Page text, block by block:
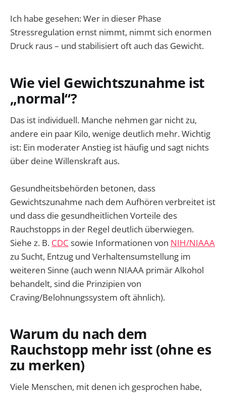
Ich habe gesehen: Wer in dieser Phase
Stressregulation ernst nimmt, nimmt sich enormen
Druck raus – und stabilisiert oft auch das Gewicht.
Wie viel Gewichtszunahme ist
„normal“?
Das ist individuell. Manche nehmen gar nicht zu,
andere ein paar Kilo, wenige deutlich mehr. Wichtig
ist: Ein moderater Anstieg ist häufig und sagt nichts
über deine Willenskraft aus.
Gesundheitsbehörden betonen, dass
Gewichtszunahme nach dem Aufhören verbreitet ist
und dass die gesundheitlichen Vorteile des
Rauchstopps in der Regel deutlich überwiegen.
Siehe z. B. CDC sowie Informationen von NIH/NIAAA
zu Sucht, Entzug und Verhaltensumstellung im
weiteren Sinne (auch wenn NIAAA primär Alkohol
behandelt, sind die Prinzipien von
Craving/Belohnungssystem oft ähnlich).
Warum du nach dem
Rauchstopp mehr isst (ohne es
zu merken)
Viele Menschen, mit denen ich gesprochen habe,